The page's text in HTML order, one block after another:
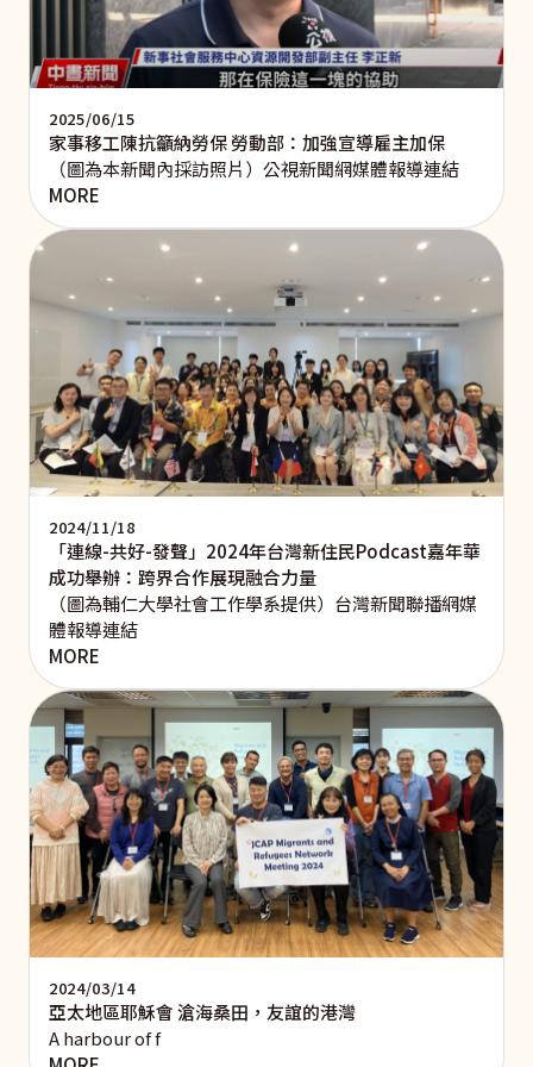
2025/06/15
家事移工陳抗籲納勞保 勞動部：加強宣導雇主加保
（圖為本新聞內採訪照片）公視新聞網媒體報導連結
MORE
2024/11/18
「連線-共好-發聲」2024年台灣新住民Podcast嘉年華
成功舉辦：跨界合作展現融合力量
（圖為輔仁大學社會工作學系提供）台灣新聞聯播網媒
體報導連結
MORE
2024/03/14
亞太地區耶穌會 滄海桑田，友誼的港灣
A harbour of f